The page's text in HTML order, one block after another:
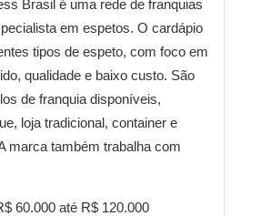
Brasil é uma rede de franquias
em espetos. O cardápio
tipos de espeto, com foco em
qualidade e baixo custo. São
de franquia disponíveis,
loja tradicional, container e
marca também trabalha com
60.000 até R$ 120.000